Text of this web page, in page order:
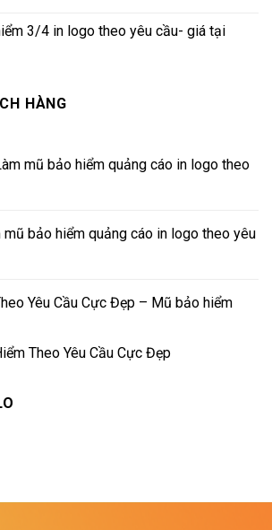
3/4 in logo theo yêu cầu- giá tại
HÀNG
mũ bảo hiểm quảng cáo in logo theo
mũ bảo hiểm quảng cáo in logo theo yêu
Yêu Cầu Cực Đẹp – Mũ bảo hiểm
Theo Yêu Cầu Cực Đẹp